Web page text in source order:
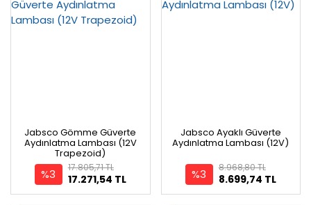
Jabsco Gömme Güverte
Aydınlatma Lambası (12V
Trapezoid)
%3 17.271,54 TL
17.805,71 TL
Jabsco Ayaklı Güverte
Aydınlatma Lambası (12V)
%3 8.699,74 TL
8.968,80 TL